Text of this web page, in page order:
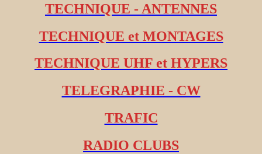
TECHNIQUE - ANTENNES
TECHNIQUE et MONTAGES
TECHNIQUE UHF et HYPERS
TELEGRAPHIE - CW
TRAFIC
RADIO CLUBS